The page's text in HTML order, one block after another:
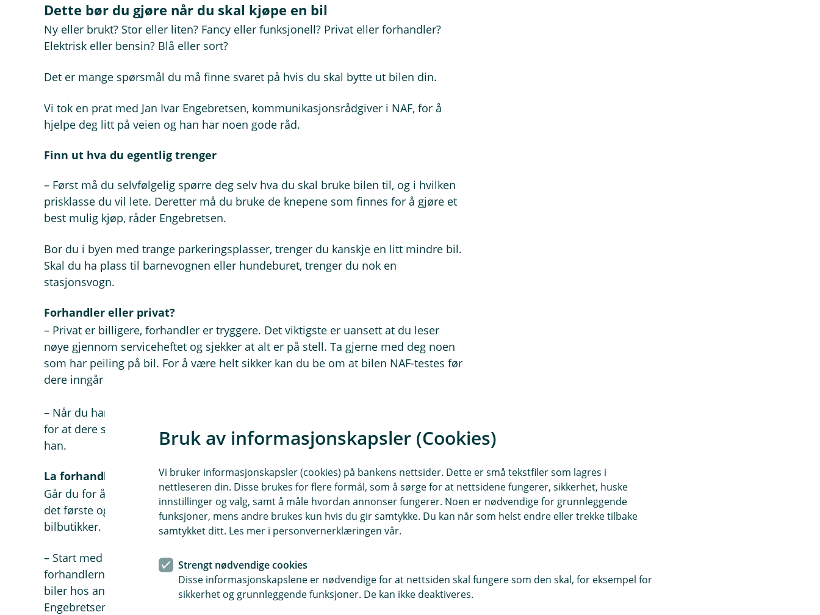
Dette bør du gjøre når du skal kjøpe en bil
Ny eller brukt? Stor eller liten? Fancy eller funksjonell? Privat eller forhandler?
Elektrisk eller bensin? Blå eller sort?
Det er mange spørsmål du må finne svaret på hvis du skal bytte ut bilen din.
Vi tok en prat med Jan Ivar Engebretsen, kommunikasjonsrådgiver i NAF, for å
hjelpe deg litt på veien og han har noen gode råd.
Finn ut hva du egentlig trenger
– Først må du selvfølgelig spørre deg selv hva du skal bruke bilen til, og i hvilken
prisklasse du vil lete. Deretter må du bruke de knepene som finnes for å gjøre et
best mulig kjøp, råder Engebretsen.
Bor du i byen med trange parkeringsplasser, trenger du kanskje en litt mindre bil.
Skal du ha plass til barnevognen eller hundeburet, trenger du nok en
stasjonsvogn.
Forhandler eller privat?
– Privat er billigere, forhandler er tryggere. Det viktigste er uansett at du leser
nøye gjennom serviceheftet og sjekker at alt er på stell. Ta gjerne med deg noen
som har peiling på bil. For å være helt sikker kan du be om at bilen NAF-testes før
dere inngår en avtale, sier Engebretsen og fortsetter:
– Når du har bestemt deg for å kjøpe bilen, er det én ting du alltid må gjøre. Sørg
for at dere skriver kjøpskontrakt. Da unngår du problemer i ettertid, avslutter
han.
La forhandlerne kjempe om deg
Går du for å kjøpe den nye bilen din hos en bilforhandler, bør du ikke takke ja til
det første og beste tilbudet som dukker opp. Shopp litt rundt og sjekk hos flere
bilbutikker.
– Start med å finne tre ulike biler i riktig prisklasse og segment. Gå til de ulike
forhandlerne og si som det er: At du er interessert i bilen, men at du også ser på
biler hos andre forhandlere. Da ser du hvem som er villige til å kutte prisen, sier
Engebretsen.
Bruk av informasjonskapsler (Cookies)
Vi bruker informasjonskapsler (cookies) på bankens nettsider. Dette er små tekstfiler som lagres i
nettleseren din. Disse brukes for flere formål, som å sørge for at nettsidene fungerer, sikkerhet, huske
innstillinger og valg, samt å måle hvordan annonser fungerer. Noen er nødvendige for grunnleggende
funksjoner, mens andre brukes kun hvis du gir samtykke. Du kan når som helst endre eller trekke tilbake
samtykket ditt. Les mer i personvernerklæringen vår.
Strengt nødvendige cookies
Disse informasjonskapslene er nødvendige for at nettsiden skal fungere som den skal, for eksempel for
sikkerhet og grunnleggende funksjoner. De kan ikke deaktiveres.